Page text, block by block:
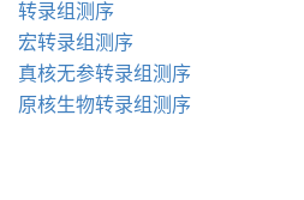
转录组测序
宏转录组测序
真核无参转录组测序
原核生物转录组测序